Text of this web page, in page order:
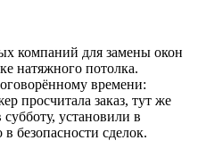
компаний для замены окон
натяжного потолка.
времени:
просчитала заказ, тут же
установили в
безопасности сделок.